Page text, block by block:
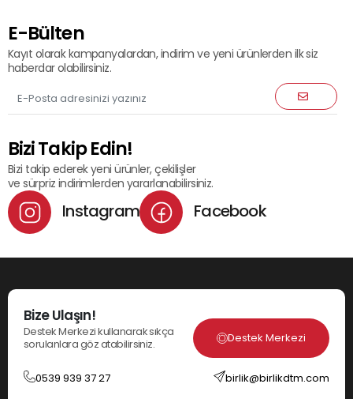
E-Bülten
Kayıt olarak kampanyalardan, indirim ve yeni ürünlerden ilk siz
haberdar olabilirsiniz.
Bizi Takip Edin!
Bizi takip ederek yeni ürünler, çekilişler
ve sürpriz indirimlerden yararlanabilirsiniz.
Instagram Facebook
Bize Ulaşın!
Destek Merkezi kullanarak sıkça
sorulanlara göz atabilirsiniz.
Destek Merkezi
0539 939 37 27 birlik@birlikdtm.com